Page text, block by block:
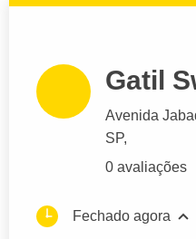
Gatil
Avenida
SP,
0 avaliações
Fechado agora